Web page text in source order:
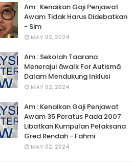
Am : Kenaikan Gaji Penjawat
Awam Tidak Harus Didebatkan
- Sim
MAY 02, 2024
Am : Sekolah Taarana
Menerajui âwalk For Autismâ
Dalam Mendukung Inklusi
MAY 02, 2024
Am : Kenaikan Gaji Penjawat
Awam 35 Peratus Pada 2007
Libatkan Kumpulan Pelaksana
Gred Rendah - Fahmi
MAY 02, 2024